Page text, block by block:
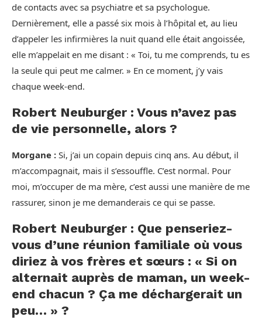
de contacts avec sa psychiatre et sa psychologue.
Dernièrement, elle a passé six mois à l’hôpital et, au lieu
d’appeler les infirmières la nuit quand elle était angoissée,
elle m’appelait en me disant : « Toi, tu me comprends, tu es
la seule qui peut me calmer. » En ce moment, j’y vais
chaque week-end.
Robert Neuburger : Vous n’avez pas
de vie personnelle, alors ?
Morgane : Si, j’ai un copain depuis cinq ans. Au début, il
m’accompagnait, mais il s’essouffle. C’est normal. Pour
moi, m’occuper de ma mère, c’est aussi une manière de me
rassurer, sinon je me demanderais ce qui se passe.
Robert Neuburger : Que penseriez-
vous d’une réunion familiale où vous
diriez à vos frères et sœurs : « Si on
alternait auprès de maman, un week-
end chacun ? Ça me déchargerait un
peu… » ?